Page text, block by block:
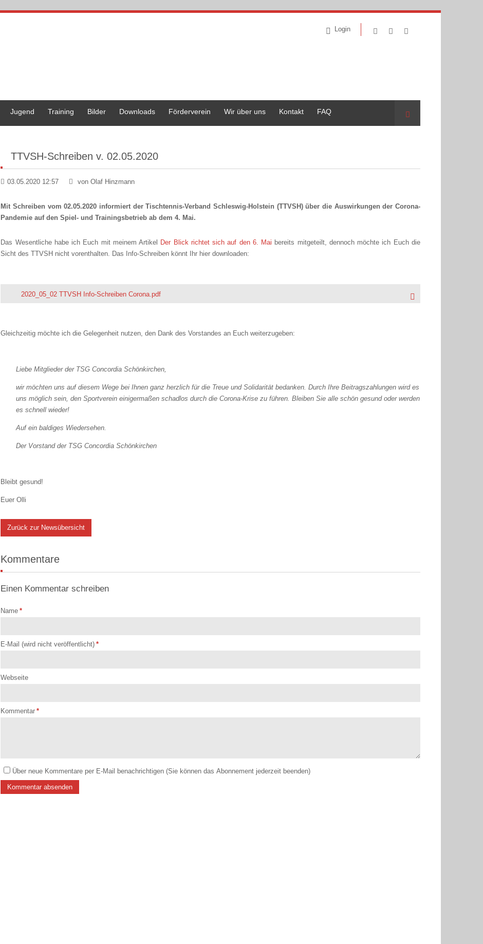
Login
Jugend Training Bilder Downloads Förderverein Wir über uns Kontakt FAQ Suche
TTVSH-Schreiben v. 02.05.2020
03.05.2020 12:57 von Olaf Hinzmann
Mit Schreiben vom 02.05.2020 informiert der Tischtennis-Verband Schleswig-Holstein (TTVSH) über die Auswirkungen der Corona-
Pandemie auf den Spiel- und Trainingsbetrieb ab dem 4. Mai.
Das Wesentliche habe ich Euch mit meinem Artikel Der Blick richtet sich auf den 6. Mai bereits mitgeteilt, dennoch möchte ich Euch die
Sicht des TTVSH nicht vorenthalten. Das Info-Schreiben könnt Ihr hier downloaden:
2020_05_02 TTVSH Info-Schreiben Corona.pdf
Gleichzeitig möchte ich die Gelegenheit nutzen, den Dank des Vorstandes an Euch weiterzugeben:
Liebe Mitglieder der TSG Concordia Schönkirchen,
wir möchten uns auf diesem Wege bei Ihnen ganz herzlich für die Treue und Solidarität bedanken. Durch Ihre Beitragszahlungen wird es
uns möglich sein, den Sportverein einigermaßen schadlos durch die Corona-Krise zu führen. Bleiben Sie alle schön gesund oder werden
es schnell wieder!
Auf ein baldiges Wiedersehen.
Der Vorstand der TSG Concordia Schönkirchen
Bleibt gesund!
Euer Olli
Zurück zur Newsübersicht
Kommentare
Einen Kommentar schreiben
Name *
E-Mail (wird nicht veröffentlicht) *
Webseite
Kommentar *
Über neue Kommentare per E-Mail benachrichtigen (Sie können das Abonnement jederzeit beenden)
Kommentar absenden